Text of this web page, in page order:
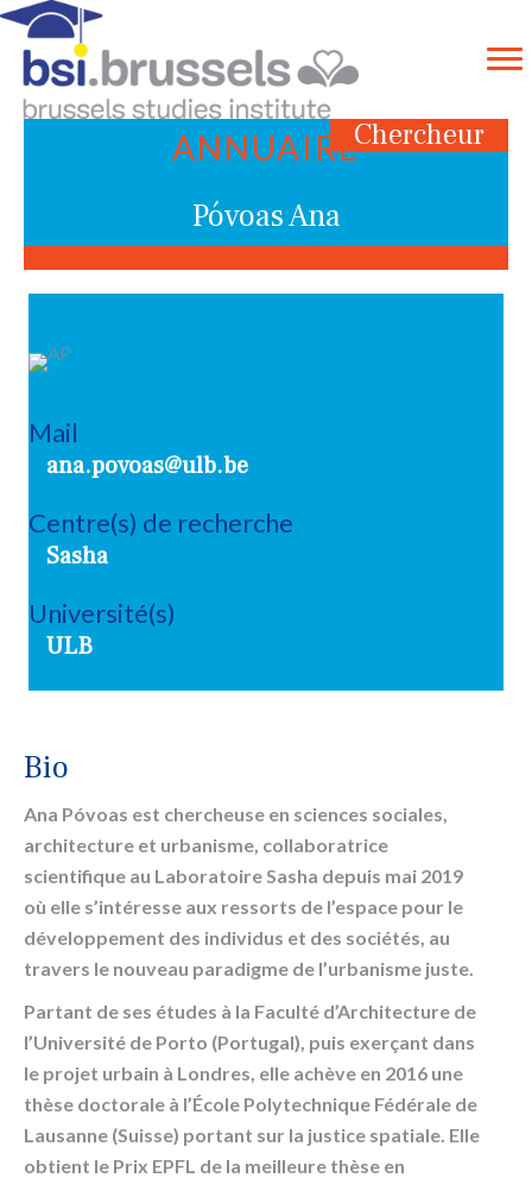
Chercheur
ANNUAIRE
Póvoas Ana
Bio
Ana Póvoas est chercheuse en sciences sociales,
architecture et urbanisme, collaboratrice
scientifique au Laboratoire Sasha depuis mai 2019
où elle s’intéresse aux ressorts de l’espace pour le
développement des individus et des sociétés, au
travers le nouveau paradigme de l’urbanisme juste.
Partant de ses études à la Faculté d’Architecture de
l’Université de Porto (Portugal), puis exerçant dans
le projet urbain à Londres, elle achève en 2016 une
thèse doctorale à l’École Polytechnique Fédérale de
Lausanne (Suisse) portant sur la justice spatiale. Elle
obtient le Prix EPFL de la meilleure thèse en
Mail
ana.povoas@ulb.be
Centre(s) de recherche
Sasha
Université(s)
ULB